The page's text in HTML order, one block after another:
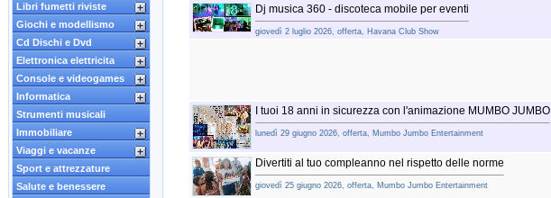
Libri fumetti riviste
Giochi e modellismo
Cd Dischi e Dvd
Elettronica elettricita
Console e videogames
Informatica
Strumenti musicali
Immobiliare
Viaggi e vacanze
Sport e attrezzature
Salute e benessere
Dj musica 360 - discoteca mobile per eventi
giovedì 2 luglio 2026, offerta, Havana Club Show
I tuoi 18 anni in sicurezza con l'animazione MUMBO JUMBO
lunedì 29 giugno 2026, offerta, Mumbo Jumbo Entertainment
Divertiti al tuo compleanno nel rispetto delle norme
giovedì 25 giugno 2026, offerta, Mumbo Jumbo Entertainment